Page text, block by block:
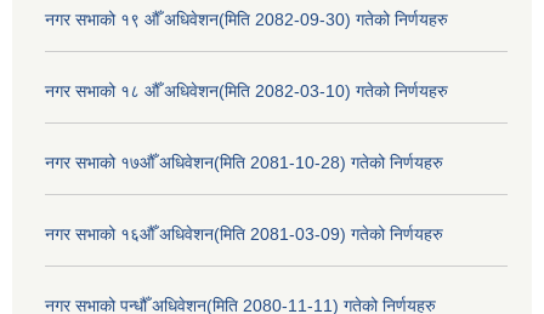
नगर सभाको १९ औँ अधिवेशन(मिति 2082-09-30) गतेको निर्णयहरु
नगर सभाको १८ औँ अधिवेशन(मिति 2082-03-10) गतेको निर्णयहरु
नगर सभाको १७औँ अधिवेशन(मिति 2081-10-28) गतेको निर्णयहरु
नगर सभाको १६औँ अधिवेशन(मिति 2081-03-09) गतेको निर्णयहरु
नगर सभाको पन्धौँ अधिवेशन(मिति 2080-11-11) गतेको निर्णयहरु